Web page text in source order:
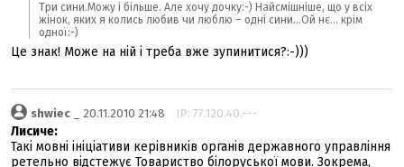
Три сини.Можу і більше. Але хочу дочку:-) Найсмішніше, що у всіх
жінок, яких я колись любив чи люблю – одні сини...Ой нє... крім
одної:-)
Це знак! Може на ній і треба вже зупинитися?:-)))
shwiec _ 20.11.2010 21:48 IP: 77.120.40.---
Лисиче:
Такі мовні ініціативи керівників органів державного управління
ретельно відстежує Товариство білоруської мови. Зокрема,